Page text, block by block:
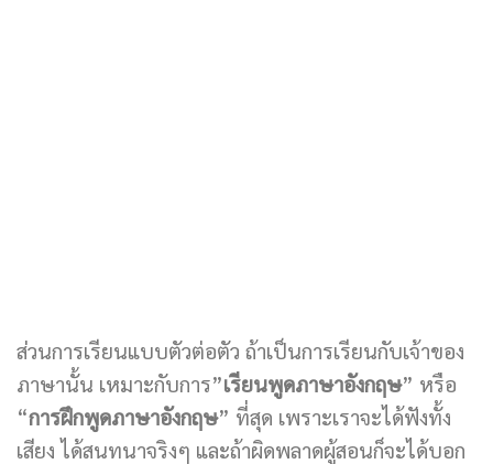
ส่วนการเรียนแบบตัวต่อตัว ถ้าเป็นการเรียนกับเจ้าของ
ภาษานั้น เหมาะกับการ”เรียนพูดภาษาอังกฤษ” หรือ
“การฝึกพูดภาษาอังกฤษ” ที่สุด เพราะเราจะได้ฟังทั้ง
เสียง ได้สนทนาจริงๆ และถ้าผิดพลาดผู้สอนก็จะได้บอก